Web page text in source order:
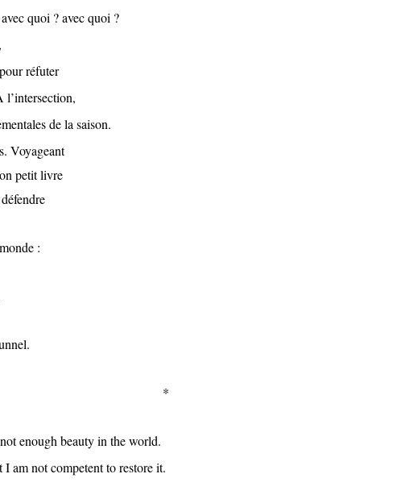
quoi ? avec quoi ?
réfuter
l’intersection,
de la saison.
Voyageant
petit livre
:
*
enough beauty in the world.
I am not competent to restore it.